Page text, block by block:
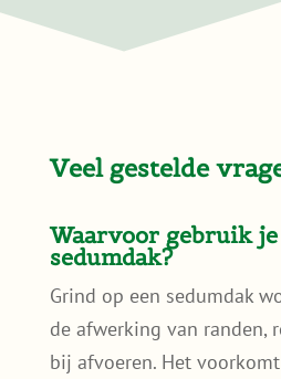
Veel gestelde
Waarvoor gebruik
sedumdak?
Grind op een sedumdak
de afwerking van randen,
bij afvoeren. Het